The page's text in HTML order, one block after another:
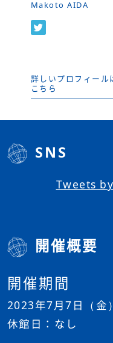
Makoto AIDA
詳しいプロフィール
こちら
SNS
Tweets
開催概要
開催期間
2023年7月7日（金
休館日：なし